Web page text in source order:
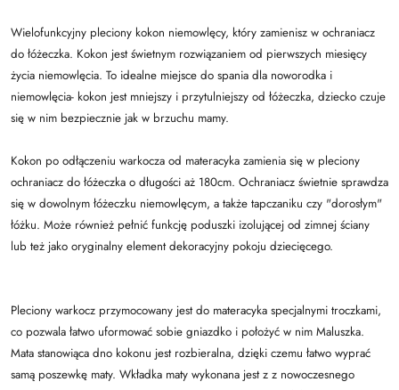
Wielofunkcyjny pleciony kokon niemowlęcy, który zamienisz w ochraniacz
do łóżeczka. Kokon jest świetnym rozwiązaniem od pierwszych miesięcy
życia niemowlęcia. To idealne miejsce do spania dla noworodka i
niemowlęcia- kokon jest mniejszy i przytulniejszy od łóżeczka, dziecko czuje
się w nim bezpiecznie jak w brzuchu mamy.
Kokon po odłączeniu warkocza od materacyka zamienia się w pleciony
ochraniacz do łóżeczka o długości aż 180cm. Ochraniacz świetnie sprawdza
się w dowolnym łóżeczku niemowlęcym, a także tapczaniku czy "dorosłym"
łóżku. Może również pełnić funkcję poduszki izolującej od zimnej ściany
lub też jako oryginalny element dekoracyjny pokoju dziecięcego.
Pleciony warkocz przymocowany jest do materacyka specjalnymi troczkami,
co pozwala łatwo uformować sobie gniazdko i położyć w nim Maluszka.
Mata stanowiąca dno kokonu jest rozbieralna, dzięki czemu łatwo wyprać
samą poszewkę maty. Wkładka maty wykonana jest z z nowoczesnego